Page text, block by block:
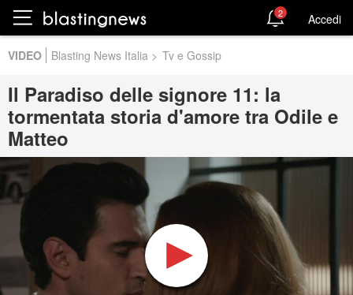
VIDEO Blasting News Italia > Tv e Gossip
Il Paradiso delle signore 11: la
tormentata storia d'amore tra Odile e
Matteo
2 Accedi